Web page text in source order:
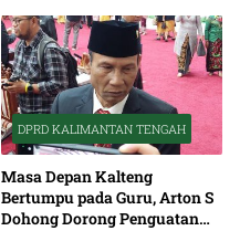
DPRD KALIMANTAN TENGAH
Masa Depan Kalteng
Bertumpu pada Guru, Arton S
Dohong Dorong Penguatan